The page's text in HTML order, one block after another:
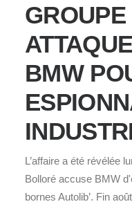
BMW
L’affaire a été révélée
Bolloré accuse BMW
bornes Autolib’. Fin